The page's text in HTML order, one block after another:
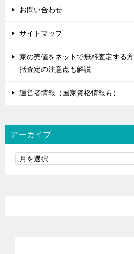
お問い合わせ
サイトマップ
家の売値をネットで無料査定する
括査定の注意点も解説
運営者情報（国家資格情報も）
アーカイブ